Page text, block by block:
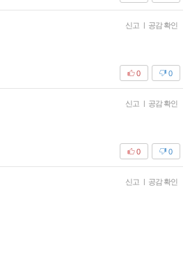
신고 공감 확인
0
0
신고 공감 확인
0
0
신고 공감 확인